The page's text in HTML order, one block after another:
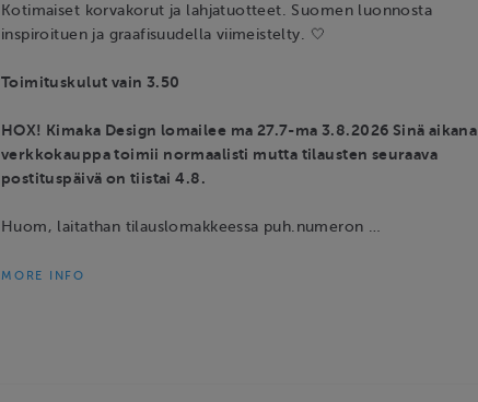
Kotimaiset korvakorut ja lahjatuotteet. Suomen luonnosta
inspiroituen ja graafisuudella viimeistelty. 🤍
Toimituskulut vain 3.50
HOX! Kimaka Design lomailee ma 27.7-ma 3.8.2026 Sinä aikana
verkkokauppa toimii normaalisti mutta tilausten seuraava
postituspäivä on tiistai 4.8.
Huom, laitathan tilauslomakkeessa puh.numeron …
MORE INFO